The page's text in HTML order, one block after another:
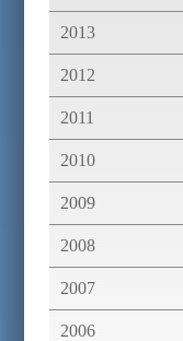
2013
2012
2011
2010
2009
2008
2007
2006